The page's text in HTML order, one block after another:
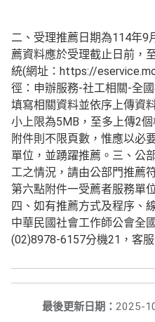
二、受理推薦日期為114年9
薦資料應於受理截止日前，
統(網址： https://
徑：申辦服務-社工相關-全
填寫相關資料並依序上傳資
小上限為5MB ，至多上傳2個
附件則不限頁數，惟應以必
單位，並踴躍推薦。三、公
工之情況，請由公部門推薦
第六點附件一受薦者服務單
四、如有推薦方式及程序、
中華民國社會工作師公會全
(02)8978-6157分機21 ，客
最後更新日期： 2025-